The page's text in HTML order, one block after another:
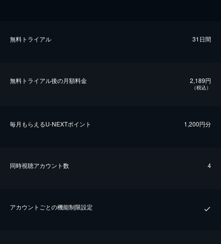
無料トライアル 31日間
無料トライアル後の⽉額料金 2,189円
（税込）
毎⽉もらえるU-NEXTポイント 1,200円分
同時視聴アカウント数 4
アカウントごとの機能制限設定